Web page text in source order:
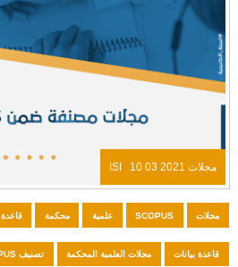
مجلات ISI 10 03 2021
مجلات SCOPUS علمية محكمة قاعدة
قاعدة بيانات مجلات العلمية المحكمة تصنيف SCOPUS